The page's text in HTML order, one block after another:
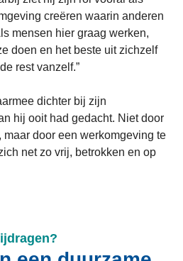
creëren waarin anderen
mensen hier graag werken,
doen en het beste uit zichzelf
rest vanzelf.”
dichter bij zijn
hij ooit had gedacht. Niet door
maar door een werkomgeving te
net zo vrij, betrokken en op